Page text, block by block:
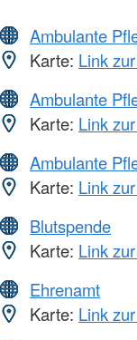
Ambulante
Karte: Link
Ambulante
Karte: Link
Ambulante
Karte: Link
Blutspende
Karte: Link
Ehrenamt
Karte: Link